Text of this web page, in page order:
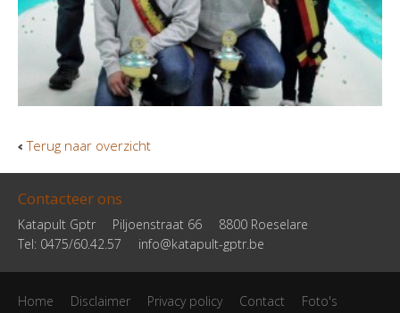
Terug naar overzicht
Contacteer ons
Katapult Gptr Piljoenstraat 66
8800 Roeselare
Tel: 0475/60.42.57
info@katapult-gptr.be
Home Disclaimer Privacy policy Contact Foto's